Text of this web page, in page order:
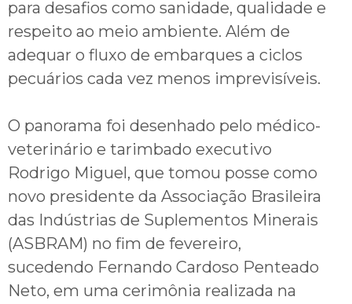
para desafios como sanidade, qualidade e
respeito ao meio ambiente. Além de
adequar o fluxo de embarques a ciclos
pecuários cada vez menos imprevisíveis.
O panorama foi desenhado pelo médico-
veterinário e tarimbado executivo
Rodrigo Miguel, que tomou posse como
novo presidente da Associação Brasileira
das Indústrias de Suplementos Minerais
(ASBRAM) no fim de fevereiro,
sucedendo Fernando Cardoso Penteado
Neto, em uma cerimônia realizada na